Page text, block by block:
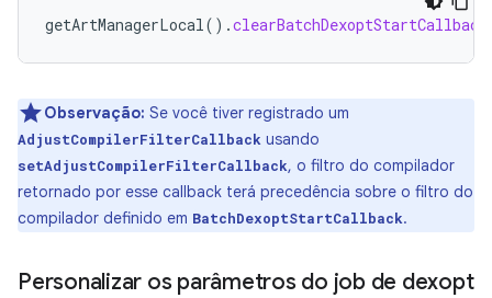
getArtManagerLocal().clearBatchDexoptStartCallback
Observação: Se você tiver registrado um
AdjustCompilerFilterCallback usando
setAdjustCompilerFilterCallback, o filtro do compilador
retornado por esse callback terá precedência sobre o filtro do
compilador definido em BatchDexoptStartCallback.
Personalizar os parâmetros do job de dexopt